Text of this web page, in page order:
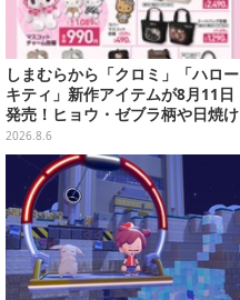
しまむらから「クロミ」「ハロー
キティ」新作アイテムが8月11日
発売！ヒョウ・ゼブラ柄や日焼け
デザインの可愛い雑貨・アパレル
など多数
2026.8.6